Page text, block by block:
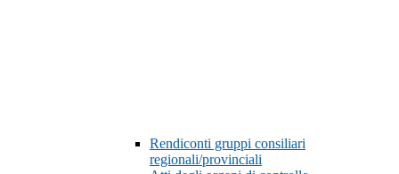
Rendiconti gruppi consiliari
regionali/provinciali